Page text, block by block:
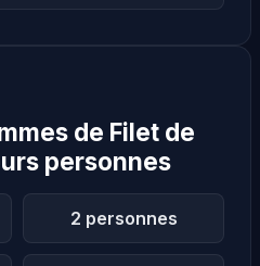
de Filet de
personnes
2 personnes